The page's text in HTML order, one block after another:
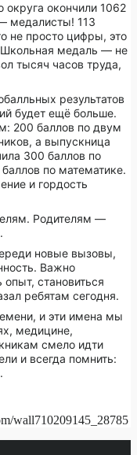
окончили 1062
медалисты! 113
не просто цифры, это
Школьная медаль — не
тысяч часов труда,
результатов
будет ещё больше.
200 баллов по двум
а выпускница
300 баллов по
по математике.
и гордость
Родителям —
новые вызовы,
Важно
становиться
ребятам сегодня.
и эти имена мы
медицине,
смело идти
и всегда помнить:
wall710209145_28785